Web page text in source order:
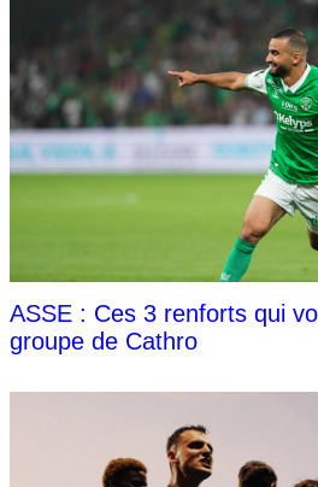
ASSE : Ces 3 renforts qui
groupe de Cathro